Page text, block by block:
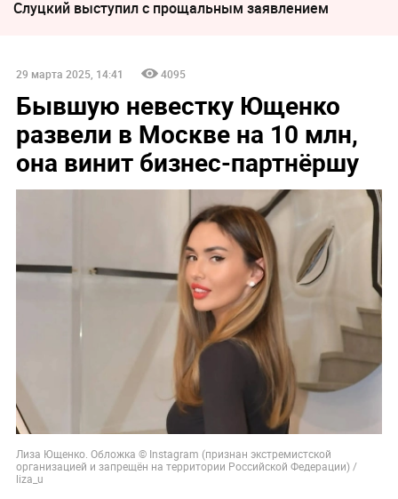
Слуцкий выступил с прощальным заявлением
29 марта 2025, 14:41 4095
Бывшую невестку Ющенко
развели в Москве на 10 млн,
она винит бизнес-партнёршу
Лиза Ющенко. Обложка © Instagram (признан экстремистской
организацией и запрещён на территории Российской Федерации) /
liza_u